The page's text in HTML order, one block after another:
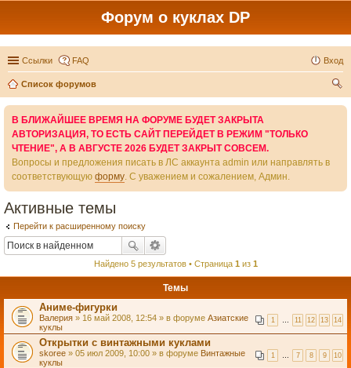
Форум о куклах DP
Ссылки FAQ Вход
Список форумов
В БЛИЖАЙШЕЕ ВРЕМЯ НА ФОРУМЕ БУДЕТ ЗАКРЫТА
АВТОРИЗАЦИЯ, ТО ЕСТЬ САЙТ ПЕРЕЙДЕТ В РЕЖИМ "ТОЛЬКО
ЧТЕНИЕ", А В АВГУСТЕ 2026 БУДЕТ ЗАКРЫТ СОВСЕМ.
Вопросы и предложения писать в ЛС аккаунта admin или направлять в
соответствующую форму. С уважением и сожалением, Админ.
Активные темы
Перейти к расширенному поиску
Найдено 5 результатов • Страница 1 из 1
Темы
Аниме-фигурки
1 11 12 13 14
Валерия » 16 май 2008, 12:54 » в форуме Азиатские
куклы
Открытки с винтажными куклами
1 7 8 9 10
skoree » 05 июл 2009, 10:00 » в форуме Винтажные
куклы